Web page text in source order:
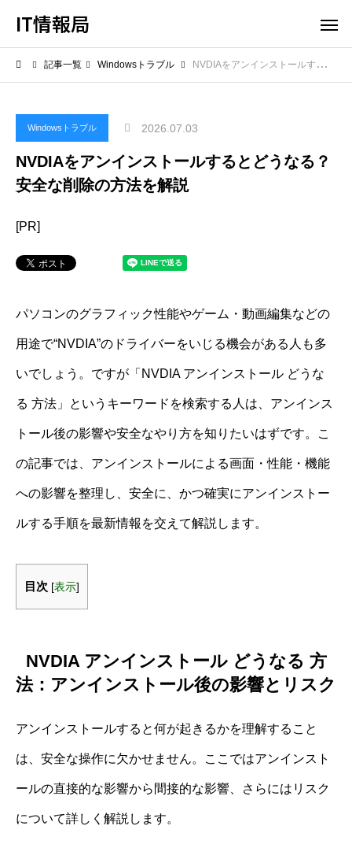
IT情報局
記事一覧 Windowsトラブル NVDIAをアンインストールするとどうなる？安全な削除の方法を解説
Windowsトラブル 2026.07.03
NVDIAをアンインストールするとどうなる？
安全な削除の方法を解説
[PR]
パソコンのグラフィック性能やゲーム・動画編集などの
用途で“NVDIA”のドライバーをいじる機会がある人も多
いでしょう。ですが「NVDIA アンインストール どうな
る 方法」というキーワードを検索する人は、アンインス
トール後の影響や安全なやり方を知りたいはずです。こ
の記事では、アンインストールによる画面・性能・機能
への影響を整理し、安全に、かつ確実にアンインストー
ルする手順を最新情報を交えて解説します。
目次 [表示]
NVDIA アンインストール どうなる 方
法：アンインストール後の影響とリスク
アンインストールすると何が起きるかを理解すること
は、安全な操作に欠かせません。ここではアンインスト
ールの直接的な影響から間接的な影響、さらにはリスク
について詳しく解説します。